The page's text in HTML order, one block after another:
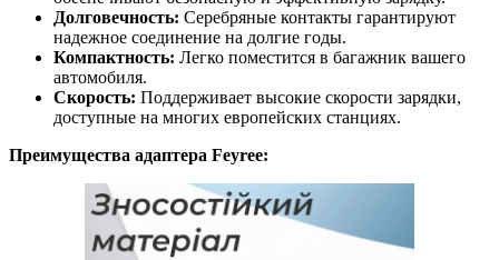
Долговечность: Серебряные контакты гарантируют
надежное соединение на долгие годы.
Компактность: Легко поместится в багажник вашего
автомобиля.
Скорость: Поддерживает высокие скорости зарядки,
доступные на многих европейских станциях.
Преимущества адаптера Feyree: